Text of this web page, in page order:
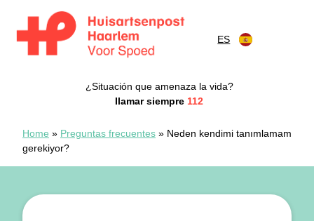
ES
¿Situación que amenaza la vida?
Ilamar siempre 112
Home » Preguntas frecuentes » Neden kendimi tanımlamam
gerekiyor?